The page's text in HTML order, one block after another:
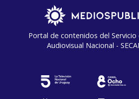
Portal de contenidos del Servicio
Audiovisual Nacional -